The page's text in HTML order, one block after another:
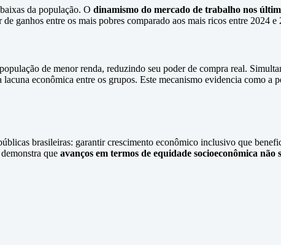
da população. O dinamismo do mercado de trabalho nos
ganhos entre os mais pobres comparado aos mais ricos entre 2024
de menor renda, reduzindo seu poder de compra real.
econômica entre os grupos. Este mecanismo evidencia como a
brasileiras: garantir crescimento econômico inclusivo que
que avanços em termos de equidade socioeconômica não